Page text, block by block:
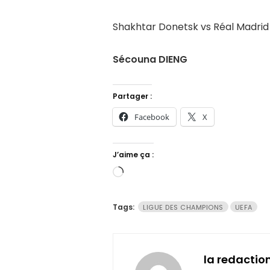
Shakhtar Donetsk vs Réal Madrid
Sécouna DIENG
Partager :
Facebook X
J’aime ça :
Chargement…
Tags: LIGUE DES CHAMPIONS UEFA
la